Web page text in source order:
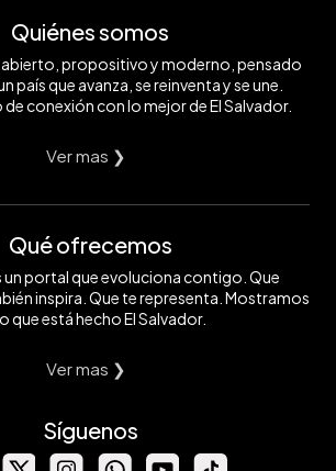
Quiénes somos
propositivo y moderno, pensado
país que avanza, se reinventa y se une.
conexión con lo mejor de El Salvador.
Ver mas ❯
Qué ofrecemos
portal que evoluciona contigo. Que
inspira. Que te representa. Mostramos
que está hecho El Salvador.
Ver mas ❯
Síguenos